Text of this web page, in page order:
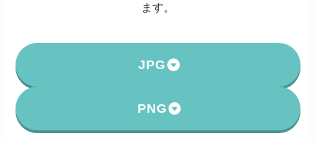
ます。
JPG
PNG